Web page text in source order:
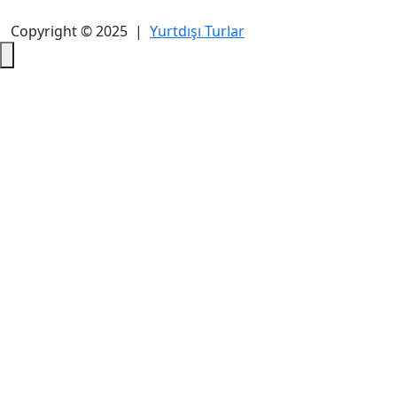
Copyright © 2025 | Yurtdışı Turlar